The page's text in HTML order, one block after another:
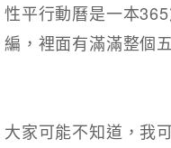
性平行動曆是一本
編，裡面有滿滿整個
大家可能不知道，我